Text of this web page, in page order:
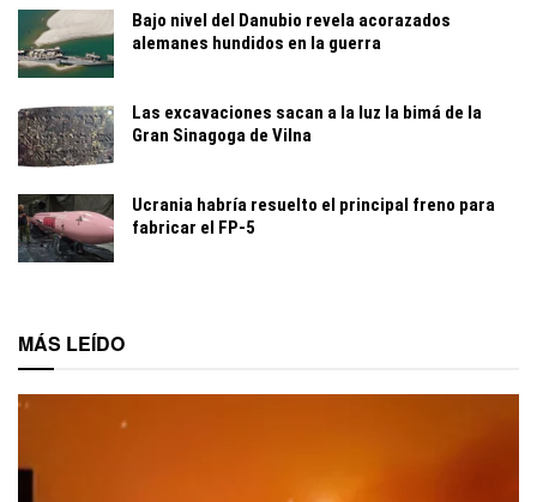
Bajo nivel del Danubio revela acorazados
alemanes hundidos en la guerra
Las excavaciones sacan a la luz la bimá de la
Gran Sinagoga de Vilna
Ucrania habría resuelto el principal freno para
fabricar el FP-5
MÁS LEÍDO